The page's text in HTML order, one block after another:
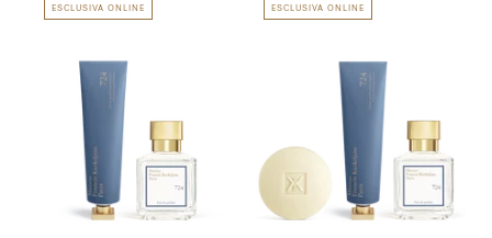
ESCLUSIVA ONLINE ESCLUSIVA ONLINE